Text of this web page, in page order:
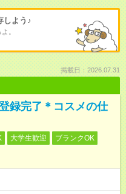
しよう♪
。
掲載日：2026.07.31
録完了＊コスメの仕
大学生歓迎
ブランクOK